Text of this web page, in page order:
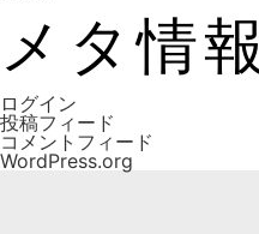
メタ情報
ログイン
投稿フィード
コメントフィード
WordPress.org